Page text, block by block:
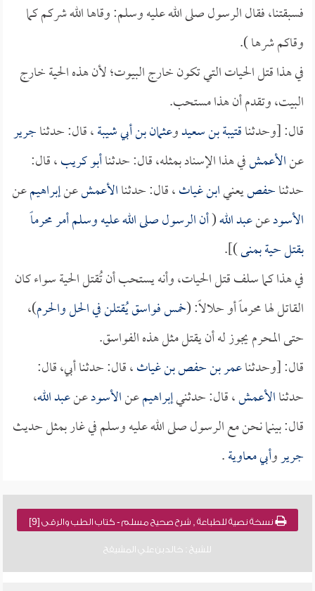
فسبقتنا، فقال الرسول صلى الله عليه وسلم: وقاها الله شركم كما
وقاكم شرها ).
في هذا قتل الحيات التي تكون خارج البيوت؛ لأن هذه الحية خارج
البيت، وتقدم أن هذا مستحب.
قال: [وحدثناقتيبة بن سعيدوعثمان بن أبي شيبة، قال: حدثناجرير
عنالأعمشفي هذا الإسناد بمثله، قال: حدثناأبو كريب، قال:
حدثناحفصيعنيابن غياث، قال: حدثناالأعمشعنإبراهيمعن
الأسودعنعبد الله(أن الرسول صلى الله عليه وسلم أمر محرماً
بقتل حية بمنى)].
في هذا كما سلف قتل الحيات، وأنه يستحب أن تُقتل الحية سواء كان
القاتل لها محرماً أو حلالاً: (خمس فواسق يُقتلن في الحل والحرم)،
حتى المحرم يجوز له أن يقتل مثل هذه الفواسق.
قال: [وحدثناعمر بن حفص بن غياث، قال: حدثنا أبي، قال:
حدثناالأعمش، قال: حدثنيإبراهيمعنالأسودعنعبد الله،
قال: بينما نحن مع الرسول صلى الله عليه وسلم في غار بمثل حديث
جريروأبي معاوية.
للشيخ : خالد بن علي المشيقح